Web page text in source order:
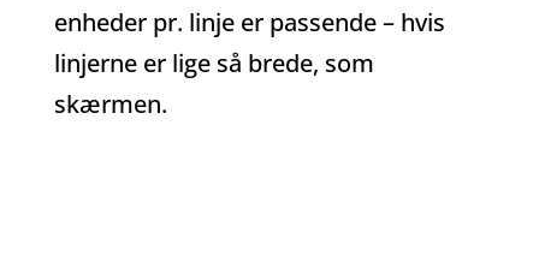
enheder pr. linje er passende – hvis
linjerne er lige så brede, som
skærmen.